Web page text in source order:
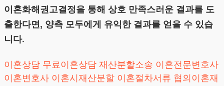
이혼화해권고결정을 통해 상호 만족스러운 결과를 도
출한다면, 양측 모두에게 유익한 결과를 얻을 수 있습
니다.
이혼상담 무료이혼상담 재산분할소송 이혼전문변호사
이혼변호사 이혼시재산분할 이혼절차서류 협의이혼재